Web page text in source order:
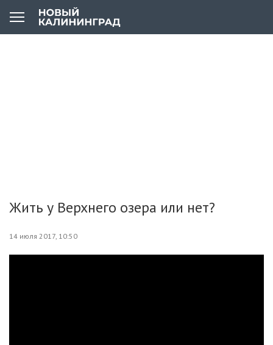
Жить у Верхнего озера или нет?
14 июля 2017, 10:50